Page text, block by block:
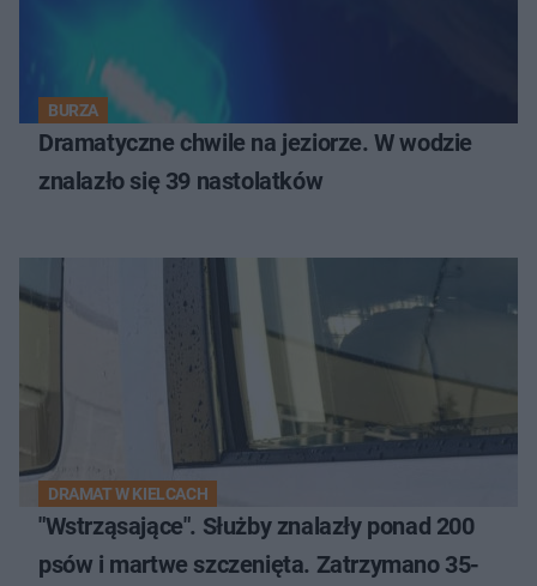
BURZA
Dramatyczne chwile na jeziorze. W wodzie
znalazło się 39 nastolatków
DRAMAT W KIELCACH
"Wstrząsające". Służby znalazły ponad 200
psów i martwe szczenięta. Zatrzymano 35-